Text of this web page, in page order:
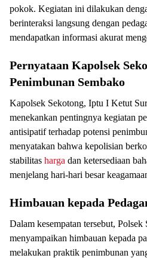
pokok. Kegiatan ini dilakukan
berinteraksi langsung dengan
mendapatkan informasi akurat
Pernyataan Kapolsek
Penimbunan Sembako
Kapolsek Sekotong, Iptu I Ketut
menekankan pentingnya kegiatan
antisipatif terhadap potensi
menyatakan bahwa kepolisian
stabilitas harga dan ketersediaan
menjelang hari-hari besar
Himbauan kepada
Dalam kesempatan tersebut, Polsek
menyampaikan himbauan kepada
melakukan praktik penimbunan